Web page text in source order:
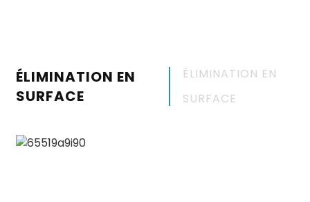
ÉLIMINATION EN
SURFACE
ÉLIMINATION EN
SURFACE